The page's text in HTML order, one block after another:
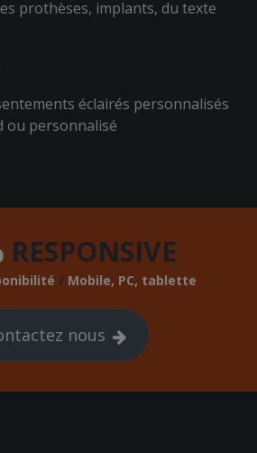
prothèses, implants, du texte
éclairés personnalisés
ou personnalisé
RESPONSIVE
/ Mobile, PC, tablette
nous